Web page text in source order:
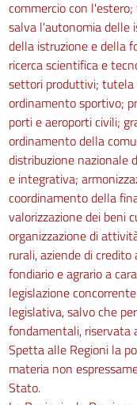
113
114
115
116
117
118
119
120
121
Ponteggi in
122
123
124
commercio con
salva l'autonomia delle
della istruzione e della
ricerca scientifica e
settori produttivi;
ordinamento sportivo;
porti e aeroporti civili;
ordinamento della
distribuzione nazionale
e integrativa;
coordinamento della
valorizzazione dei beni
organizzazione di
rurali, aziende di
fondiario e agrario a
legislazione
legislativa, salvo che
fondamentali, riservata
Spetta alle Regioni la
materia non
Stato.